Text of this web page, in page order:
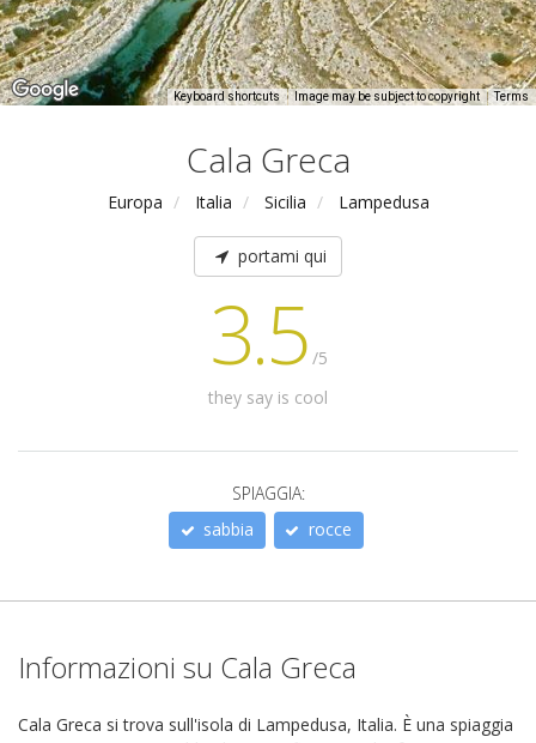
Keyboard shortcuts Image may be subject to copyright Terms
Cala Greca
Europa Italia Sicilia Lampedusa
portami qui
3.5 /5
they say is cool
SPIAGGIA:
sabbia
rocce
Informazioni su Cala Greca
Cala Greca si trova sull'isola di Lampedusa, Italia. È una spiaggia